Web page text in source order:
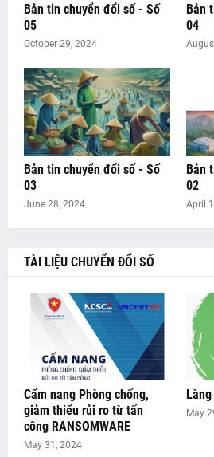
Bản tin chuyển đổi số - Số
05
October 29, 2024
Bản
04
Bản tin chuyển đổi số - Số
03
June 28, 2024
Bản
02
April
TÀI LIỆU CHUYỂN ĐỔI SỐ
Cẩm nang Phòng chống,
giảm thiểu rủi ro từ tấn
công RANSOMWARE
May 31, 2024
May